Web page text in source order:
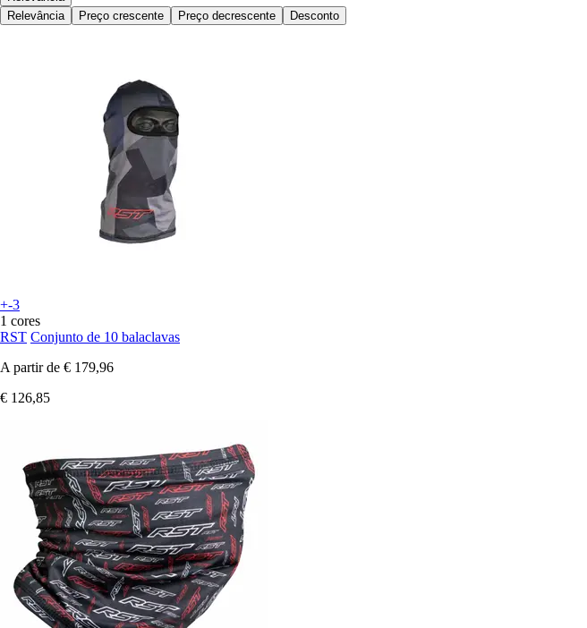
Relevância
Preço crescente Preço decrescente Desconto
+-3
1 cores
RST Conjunto de 10 balaclavas
A partir de € 179,96
€ 126,85